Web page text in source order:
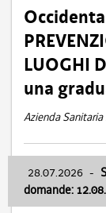
LUOGHI
una
Azienda
28.07.2026 -
domande: